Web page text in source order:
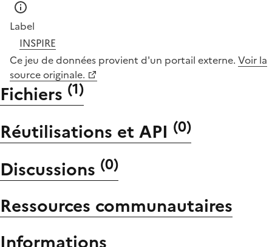
Label
INSPIRE
Ce jeu de données provient d'un portail externe. Voir la
source originale.
Fichiers (1)
Réutilisations et API (0)
Discussions (0)
Ressources communautaires